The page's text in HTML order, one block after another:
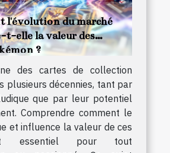
l'évolution du marché
t-elle la valeur des
?
des cartes de collection
plusieurs décennies, tant par
que par leur potentiel
Comprendre comment le
et influence la valeur de ces
essentiel pour tout